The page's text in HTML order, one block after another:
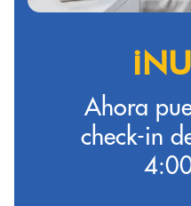
Ahora
check-in